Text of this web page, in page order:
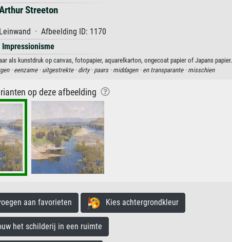
Streeton
· Afbeelding ID: 1170
Impressionisme
als kunstdruk op canvas, fotopapier, aquarelkarton, ongecoat papier of Japans papier.
· eenzame · uitgestrekte · dirty · paars · middagen · en transparante · misschien
op deze afbeelding
aan favorieten Kies achtergrondkleur
het schilderij in een ruimte